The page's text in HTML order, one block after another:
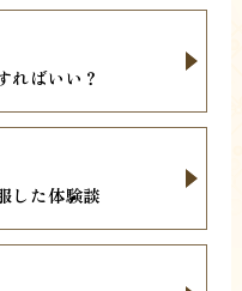
ればいい？
した体験談